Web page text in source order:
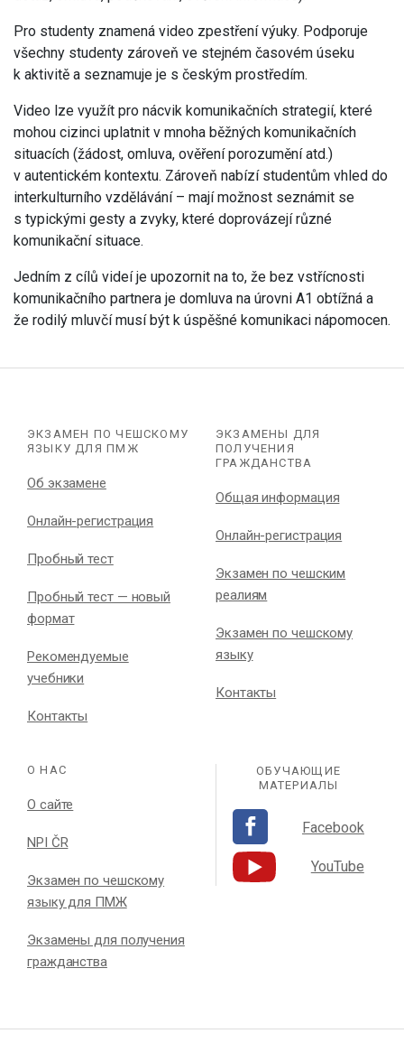
Pro studenty znamená video zpestření výuky. Podporuje
všechny studenty zároveň ve stejném časovém úseku
k aktivitě a seznamuje je s českým prostředím.
Video lze využít pro nácvik komunikačních strategií, které
mohou cizinci uplatnit v mnoha běžných komunikačních
situacích (žádost, omluva, ověření porozumění atd.)
v autentickém kontextu. Zároveň nabízí studentům vhled do
interkulturního vzdělávání – mají možnost seznámit se
s typickými gesty a zvyky, které doprovázejí různé
komunikační situace.
Jedním z cílů videí je upozornit na to, že bez vstřícnosti
komunikačního partnera je domluva na úrovni A1 obtížná a
že rodilý mluvčí musí být k úspěšné komunikaci nápomocen.
ЭКЗАМЕН ПО ЧЕШСКОМУ
ЯЗЫКУ ДЛЯ ПМЖ
Об экзамене
Онлайн-регистрация
Пробный тест
Пробный тест — новый
формат
Рекомендуемые
учебники
Контакты
ЭКЗАМЕНЫ ДЛЯ
ПОЛУЧЕНИЯ
ГРАЖДАНСТВА
Общая информация
Онлайн-регистрация
Экзамен по чешским
реалиям
Экзамен по чешскому
языку
Контакты
О НАС
О сайте
NPI ČR
Экзамен по чешскому
языку для ПМЖ
Экзамены для получения
гражданства
ОБУЧАЮЩИЕ
МАТЕРИАЛЫ
Facebook
YouTube